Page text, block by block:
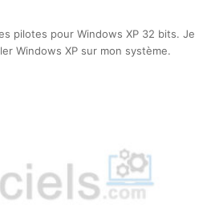
pilotes pour Windows XP 32 bits. Je
Windows XP sur mon système.